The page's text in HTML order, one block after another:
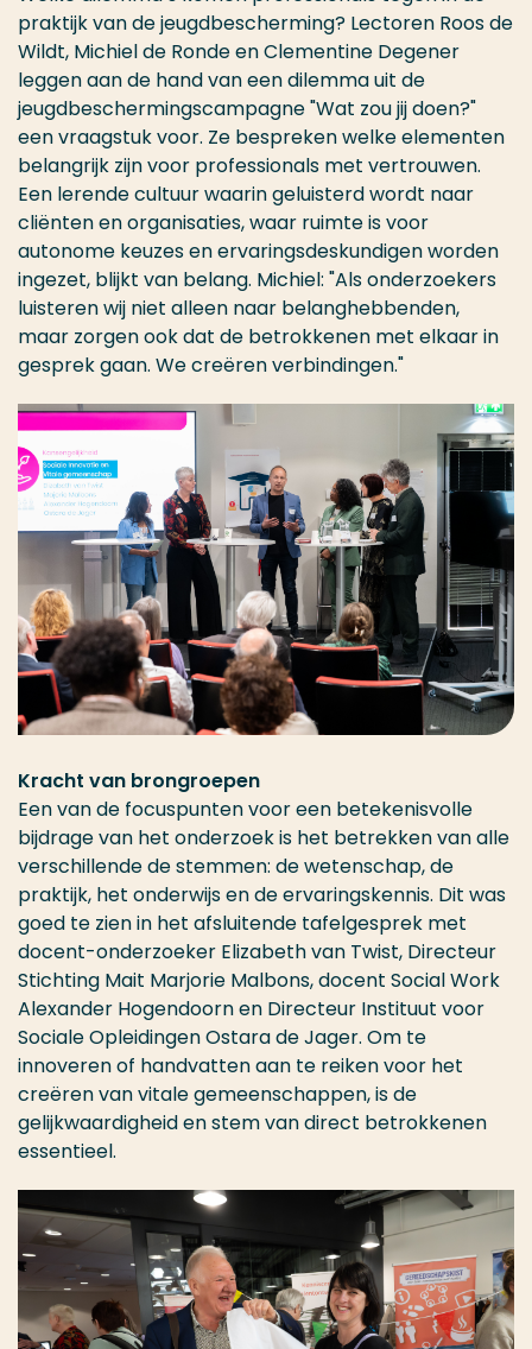
praktijk van de jeugdbescherming? Lectoren Roos de
Wildt, Michiel de Ronde en Clementine Degener
leggen aan de hand van een dilemma uit de
jeugdbeschermingscampagne "Wat zou jij doen?"
een vraagstuk voor. Ze bespreken welke elementen
belangrijk zijn voor professionals met vertrouwen.
Een lerende cultuur waarin geluisterd wordt naar
cliënten en organisaties, waar ruimte is voor
autonome keuzes en ervaringsdeskundigen worden
ingezet, blijkt van belang. Michiel: "Als onderzoekers
luisteren wij niet alleen naar belanghebbenden,
maar zorgen ook dat de betrokkenen met elkaar in
gesprek gaan. We creëren verbindingen."
Kracht van brongroepen
Een van de focuspunten voor een betekenisvolle
bijdrage van het onderzoek is het betrekken van alle
verschillende de stemmen: de wetenschap, de
praktijk, het onderwijs en de ervaringskennis. Dit was
goed te zien in het afsluitende tafelgesprek met
docent-onderzoeker Elizabeth van Twist, Directeur
Stichting Mait Marjorie Malbons, docent Social Work
Alexander Hogendoorn en Directeur Instituut voor
Sociale Opleidingen Ostara de Jager. Om te
innoveren of handvatten aan te reiken voor het
creëren van vitale gemeenschappen, is de
gelijkwaardigheid en stem van direct betrokkenen
essentieel.